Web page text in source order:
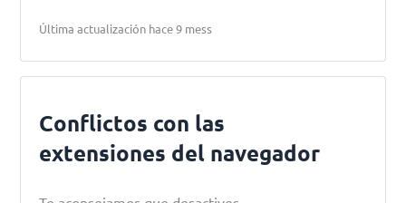
Última actualización hace 9 mess
Conflictos con las
extensiones del navegador